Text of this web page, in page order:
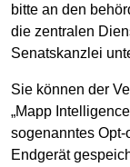
bitte an den
die zentralen
Senatskanzlei
Sie können der
„Mapp
sogenanntes
Endgerät